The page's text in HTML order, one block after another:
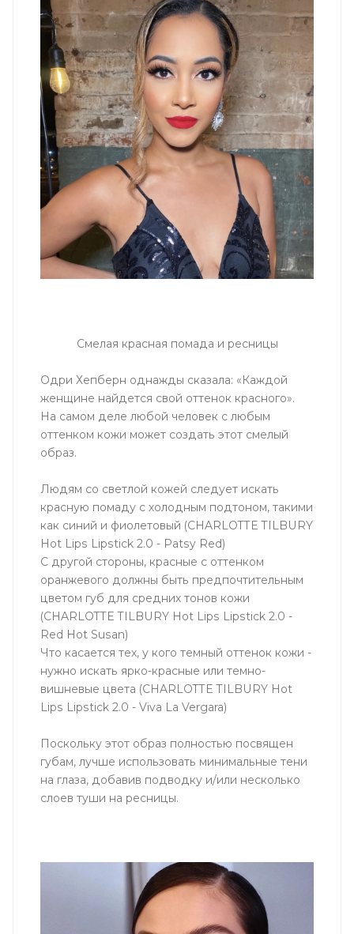
Смелая красная помада и ресницы
Одри Хепберн однажды сказала: «Каждой
женщине найдется свой оттенок красного».
На самом деле любой человек с любым
оттенком кожи может создать этот смелый
образ.
Людям со светлой кожей следует искать
красную помаду с холодным подтоном, такими
как синий и фиолетовый (CHARLOTTE TILBURY
Hot Lips Lipstick 2.0 - Patsy Red)
С другой стороны, красные с оттенком
оранжевого должны быть предпочтительным
цветом губ для средних тонов кожи
(CHARLOTTE TILBURY Hot Lips Lipstick 2.0 -
Red Hot Susan)
Что касается тех, у кого темный оттенок кожи -
нужно искать ярко-красные или темно-
вишневые цвета (CHARLOTTE TILBURY Hot
Lips Lipstick 2.0 - Viva La Vergara)
Поскольку этот образ полностью посвящен
губам, лучше использовать минимальные тени
на глаза, добавив подводку и/или несколько
слоев туши на ресницы.